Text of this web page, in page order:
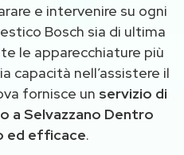
e intervenire su ogni
Bosch sia di ultima
le apparecchiature più
capacità nell’assistere il
fornisce un servizio di
a Selvazzano Dentro
ed efficace.